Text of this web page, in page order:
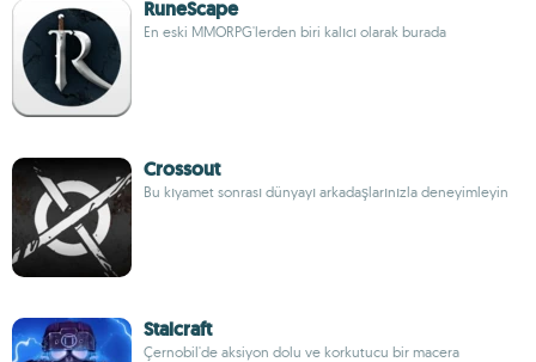
RuneScape
En eski MMORPG'lerden biri kalıcı olarak burada
Crossout
Bu kıyamet sonrası dünyayı arkadaşlarınızla deneyimleyin
Stalcraft
Çernobil'de aksiyon dolu ve korkutucu bir macera